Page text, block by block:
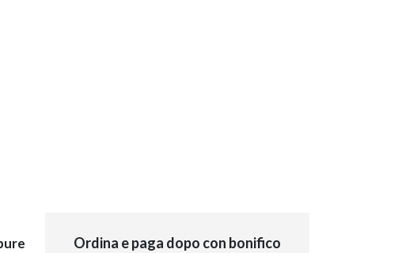
Ordina e paga dopo con bonifico